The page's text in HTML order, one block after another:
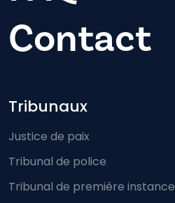
Contact
Footer-menu
Tribunaux
Justice de paix
Tribunal de police
Tribunal de première instance